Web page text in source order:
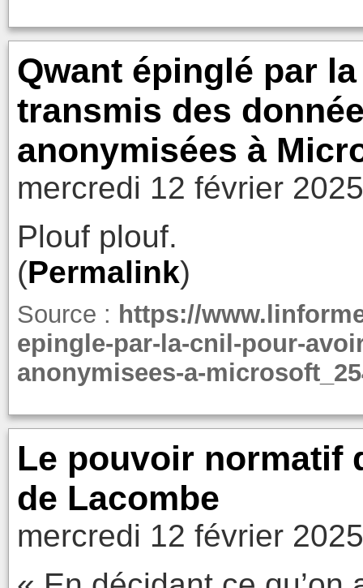
Qwant épinglé par
transmis des
anonymisées à
mercredi 12 février
Plouf plouf.
(Permalink)
Source : https://
epingle-par-la-cnil-pour-
anonymisees-a-
Le pouvoir normatif
de Lacombe
mercredi 12 février